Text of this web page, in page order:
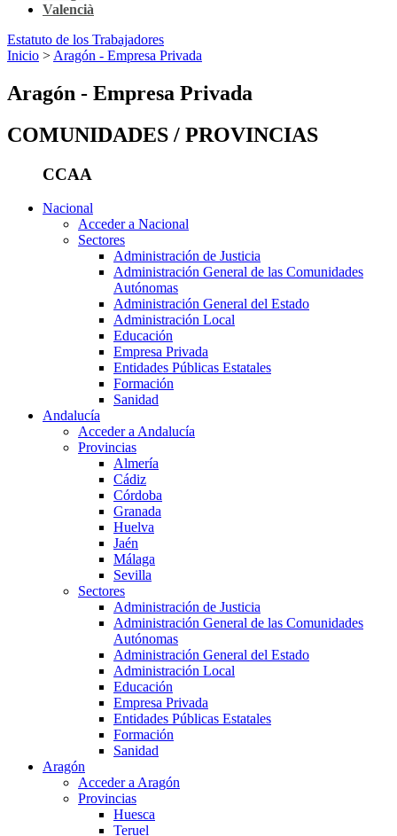
Valencià
Estatuto de los Trabajadores
Inicio > Aragón - Empresa Privada
Aragón - Empresa Privada
COMUNIDADES / PROVINCIAS
CCAA
Nacional
Acceder a Nacional
Sectores
Administración de Justicia
Administración General de las Comunidades
Autónomas
Administración General del Estado
Administración Local
Educación
Empresa Privada
Entidades Públicas Estatales
Formación
Sanidad
Andalucía
Acceder a Andalucía
Provincias
Almería
Cádiz
Córdoba
Granada
Huelva
Jaén
Málaga
Sevilla
Sectores
Administración de Justicia
Administración General de las Comunidades
Autónomas
Administración General del Estado
Administración Local
Educación
Empresa Privada
Entidades Públicas Estatales
Formación
Sanidad
Aragón
Acceder a Aragón
Provincias
Huesca
Teruel